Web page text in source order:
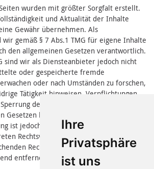
Ihre
Privatsphäre
ist uns
wurden mit größter Sorgfalt erstellt.
und Aktualität der Inhalte
Gewähr übernehmen. Als
gemäß § 7 Abs.1 TMG für eigene Inhalte
den allgemeinen Gesetzen verantwortlich.
sind wir als Diensteanbieter jedoch nicht
oder gespeicherte fremde
oder nach Umständen zu forschen,
Tätigkeit hinweisen. Verpflichtungen
der Nutzung von Informationen
Gesetzen bleiben hiervon unberührt. Eine
ist jedoch erst ab dem Zeitpunkt der
Rechtsverletzung möglich. Bei bekannt
Rechtsverletzungen werden wir
entfernen.